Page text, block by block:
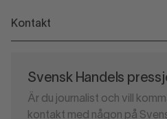
Kontakt
Svensk Handels
Är du journalist och vill
kontakt med någon på